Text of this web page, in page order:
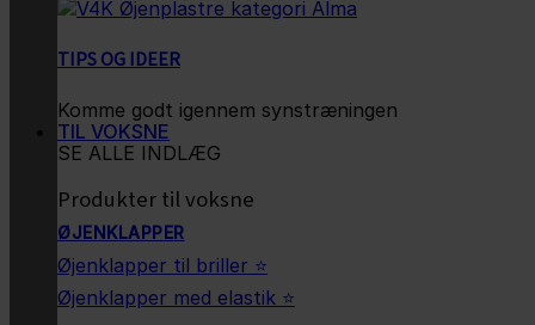
TIPS OG IDEER
Komme godt igennem synstræningen
SE ALLE INDLÆG
TIL VOKSNE
Produkter til voksne
ØJENKLAPPER
Øjenklapper til briller ⭐
Øjenklapper med elastik ⭐